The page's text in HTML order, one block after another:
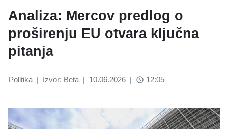
Analiza: Mercov predlog o
proširenju EU otvara ključna
pitanja
Politika | Izvor: Beta | 10.06.2026 | access_time 12:05